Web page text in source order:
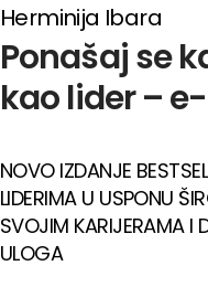
Ponašaj se
kao lider –
Herminija Ibara
NOVO IZDANJE
LIDERIMA U USPONU
SVOJIM KARIJERAMA I
ULOGA